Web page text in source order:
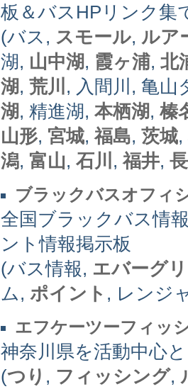
板＆バスHPリンク集
(バス, スモール, ルア
湖, 山中湖, 霞ヶ浦, 北
湖, 荒川 , 入間川, 亀山
湖, 精進湖, 本栖湖, 榛
山形, 宮城,福島, 茨城,
潟, 富山, 石川 ,福井,
ブラックバスオフィ
全国ブラックバス情
ント情報掲示板
(バス情報, エバーグ
ム, ポイント , レンジ
エフケーツーフィッ
神奈川県を活動中心
(つり , フィッシング,